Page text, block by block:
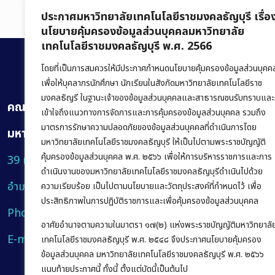
ประกาศมหาวิทยาลัยเทคโนโลยีราชมงคลธัญบุรี เรื่อ
นโยบายคุ้มครองข้อมูลส่วนบุคคลมหาวิทยาลัย
เทคโนโลยีราชมงคลธัญบุรี พ.ศ. 2566
โดยที่เป็นการสมควรให้มีประกาศกำหนดนโยบายคุ้มครองข้อมูลส่วนบุคค
เพื่อให้บุคลากรนักศึกษา นักเรียนในสังกัดมหาวิทยาลัยเทคโนโลยีราช
มงคลธัญรี ในฐานะเจ้าของข้อมูลส่วนบุคคลและสาธารณชนรับทราบและ
เข้าใจถึงแนวทางการจัดการและการคุ้มครองข้อมูลส่วนบุคคล รวมถึง
มาตรการรักษาความปลอดภัยของข้อมูลส่วนบุคคลที่ดำเนินการโดย
มหาวิทยาลัยเทคโนโลยีราชมงคลธัญบุรี ให้เป็นไปตามพระราชบัญญัติ
คุ้มครองข้อมูลส่วนบุคคล พ.ศ. ๒๕๖๖ เพื่อให้การบริหารราชการและการ
ดำเนินงานของมหาวิทยาลัยเทคโนโลยีราชมงคลธัญบุรีดำเนินไปด้วย
ความเรียบร้อย เป็นไปตามนโยบายและวัตถุประสงค์ที่กำหนดไว้ เพื่อ
ประสิทธิภาพในการปฏิบัติราชการและเพื่อคุ้มครองข้อมูลส่วนบุคคล
อาศัยอำนาจตามความในมาตรา ๑๗(๒) แห่งพระราชบัญญัติมหาวิทยาลั
เทคโนโลยีราชมงคลธัญบุรี พ.ศ. ๒๕๔๘ จึงประกาศนโยบายคุ้มครอง
ข้อมูลส่วนบุคคล มหาวิทยาลัยเทคโนโลยีราชมงคลธัญบุรี พ.ศ. ๒๕๖๖
แนบท้ายประกาศนี้ ทั้งนี้ ตั้งแต่บัดนี้เป็นต้นไป
คณะบริหารธุรกิจ
มหาวิทยาลัยเทคโนโลยีราชมงคลธัญบุรี
39 หมู่ 1 ถนนรังสิต-นครนายก ตำบลคลองหก
อำเภอคลองหลวง จังหวัดปทุมธานี 12120
Phone:
E-mail:bus@rmutt.ac.th